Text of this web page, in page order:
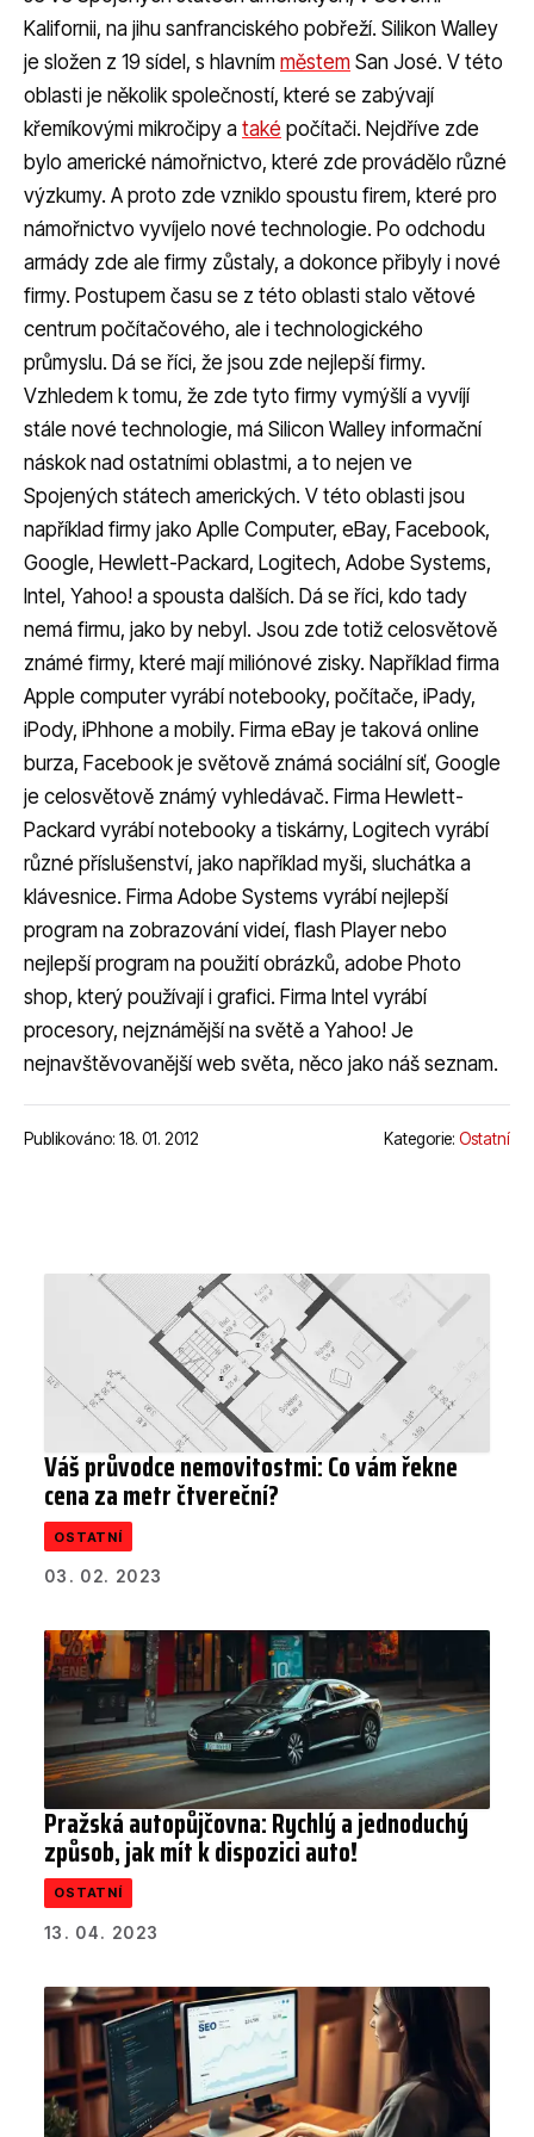
Kalifornii, na jihu sanfranciského pobřeží. Silikon Walley
je složen z 19 sídel, s hlavním městem San José. V této
oblasti je několik společností, které se zabývají
křemíkovými mikročipy a také počítači. Nejdříve zde
bylo americké námořnictvo, které zde provádělo různé
výzkumy. A proto zde vzniklo spoustu firem, které pro
námořnictvo vyvíjelo nové technologie. Po odchodu
armády zde ale firmy zůstaly, a dokonce přibyly i nové
firmy. Postupem času se z této oblasti stalo větové
centrum počítačového, ale i technologického
průmyslu. Dá se říci, že jsou zde nejlepší firmy.
Vzhledem k tomu, že zde tyto firmy vymýšlí a vyvíjí
stále nové technologie, má Silicon Walley informační
náskok nad ostatními oblastmi, a to nejen ve
Spojených státech amerických. V této oblasti jsou
například firmy jako Aplle Computer, eBay, Facebook,
Google, Hewlett-Packard, Logitech, Adobe Systems,
Intel, Yahoo! a spousta dalších. Dá se říci, kdo tady
nemá firmu, jako by nebyl. Jsou zde totiž celosvětově
známé firmy, které mají miliónové zisky. Například firma
Apple computer vyrábí notebooky, počítače, iPady,
iPody, iPhhone a mobily. Firma eBay je taková online
burza, Facebook je světově známá sociální síť, Google
je celosvětově známý vyhledávač. Firma Hewlett-
Packard vyrábí notebooky a tiskárny, Logitech vyrábí
různé příslušenství, jako například myši, sluchátka a
klávesnice. Firma Adobe Systems vyrábí nejlepší
program na zobrazování videí, flash Player nebo
nejlepší program na použití obrázků, adobe Photo
shop, který používají i grafici. Firma Intel vyrábí
procesory, nejznámější na světě a Yahoo! Je
nejnavštěvovanější web světa, něco jako náš seznam.
Publikováno: 18. 01. 2012 Kategorie: Ostatní
Váš průvodce nemovitostmi: Co vám řekne
cena za metr čtvereční?
OSTATNÍ
03. 02. 2023
Pražská autopůjčovna: Rychlý a jednoduchý
způsob, jak mít k dispozici auto!
OSTATNÍ
13. 04. 2023